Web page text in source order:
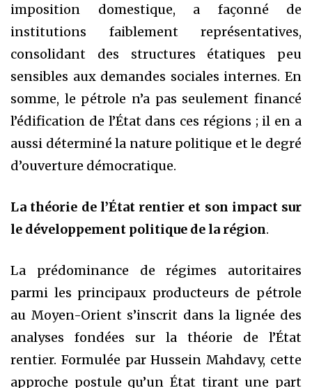
imposition domestique, a façonné de
institutions faiblement représentatives,
consolidant des structures étatiques peu
sensibles aux demandes sociales internes. En
somme, le pétrole n’a pas seulement financé
l’édification de l’État dans ces régions ; il en a
aussi déterminé la nature politique et le degré
d’ouverture démocratique.
La théorie de l’État rentier et son impact sur
le développement politique de la région.
La prédominance de régimes autoritaires
parmi les principaux producteurs de pétrole
au Moyen-Orient s’inscrit dans la lignée des
analyses fondées sur la théorie de l’État
rentier. Formulée par Hussein Mahdavy, cette
approche postule qu’un État tirant une part